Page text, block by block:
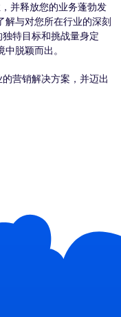
并释放您的业务蓬勃发
解与对您所在行业的深刻
特目标和挑战量身定
脱颖而出。
营销解决方案，并迈出